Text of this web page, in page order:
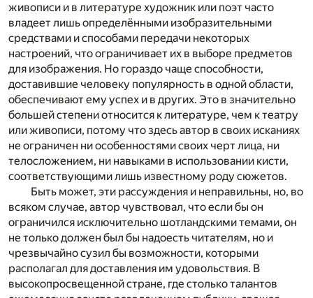
живописи и в литературе художник или поэт часто
владеет лишь определёнными изобразительными
средствами и способами передачи некоторых
настроений, что ограничивает их в выборе предметов
для изображения. Но гораздо чаще способности,
доставившие человеку популярность в одной области,
обеспечивают ему успех и в других. Это в значительно
большей степени относится к литературе, чем к театру
или живописи, потому что здесь автор в своих исканиях
не ограничен ни особенностями своих черт лица, ни
телосложением, ни навыками в использовании кисти,
соответствующими лишь известному роду сюжетов.
Быть может, эти рассуждения и неправильны, но, во
всяком случае, автор чувствовал, что если бы он
ограничился исключительно шотландскими темами, он
не только должен был бы надоесть читателям, но и
чрезвычайно сузил бы возможности, которыми
располагал для доставления им удовольствия. В
высокопросвещенной стране, где столько талантов